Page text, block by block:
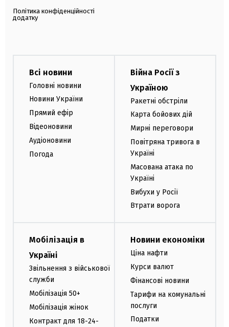
Політика конфіденційності
додатку
Всі новини
Головні новини
Новини України
Прямий ефір
Відеоновини
Аудіоновини
Погода
Війна Росії з
Україною
Ракетні обстріли
Карта бойових дій
Мирні переговори
Повітряна тривога в
Україні
Масована атака по
Україні
Вибухи у Росії
Втрати ворога
Мобілізація в
Україні
Звільнення з військової
служби
Мобілізація 50+
Мобілізація жінок
Контракт для 18-24-
Новини економіки
Ціна нафти
Курси валют
Фінансові новини
Тарифи на комунальні
послуги
Податки